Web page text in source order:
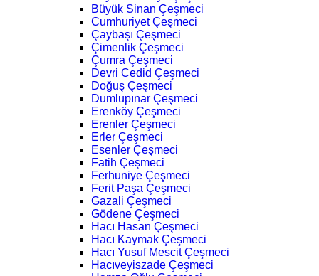
Büyük Sinan Çeşmeci
Cumhuriyet Çeşmeci
Çaybaşı Çeşmeci
Çimenlik Çeşmeci
Çumra Çeşmeci
Devri Cedid Çeşmeci
Doğuş Çeşmeci
Dumlupınar Çeşmeci
Erenköy Çeşmeci
Erenler Çeşmeci
Erler Çeşmeci
Esenler Çeşmeci
Fatih Çeşmeci
Ferhuniye Çeşmeci
Ferit Paşa Çeşmeci
Gazali Çeşmeci
Gödene Çeşmeci
Hacı Hasan Çeşmeci
Hacı Kaymak Çeşmeci
Hacı Yusuf Mescit Çeşmeci
Hacıveyiszade Çeşmeci